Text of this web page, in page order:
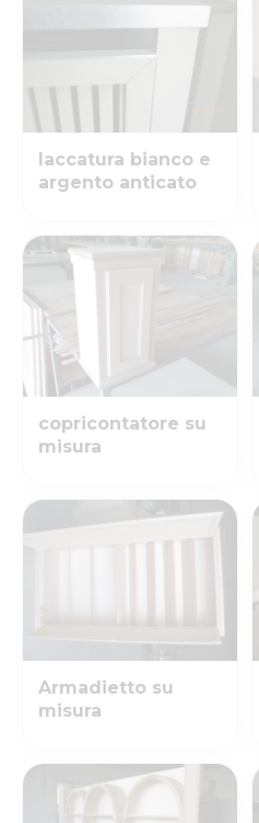
laccatura bianco e
argento anticato
copricontatore su
misura
Armadietto su
misura